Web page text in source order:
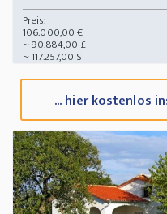
Preis:
106.000,00 €
~ 90.884,00 £
~ 117.257,00 $
... hier kostenlos